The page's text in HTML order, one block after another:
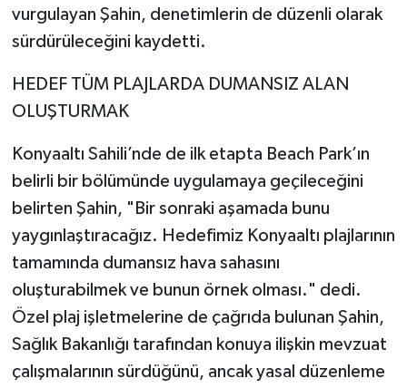
vurgulayan Şahin, denetimlerin de düzenli olarak
sürdürüleceğini kaydetti.
HEDEF TÜM PLAJLARDA DUMANSIZ ALAN
OLUŞTURMAK
Konyaaltı Sahili’nde de ilk etapta Beach Park’ın
belirli bir bölümünde uygulamaya geçileceğini
belirten Şahin, "Bir sonraki aşamada bunu
yaygınlaştıracağız. Hedefimiz Konyaaltı plajlarının
tamamında dumansız hava sahasını
oluşturabilmek ve bunun örnek olması." dedi.
Özel plaj işletmelerine de çağrıda bulunan Şahin,
Sağlık Bakanlığı tarafından konuya ilişkin mevzuat
çalışmalarının sürdüğünü, ancak yasal düzenleme